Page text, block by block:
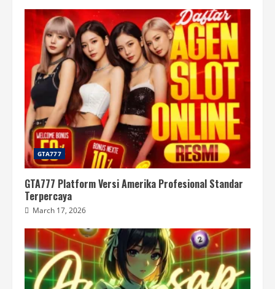
GTA777
GTA777 Platform Versi Amerika Profesional Standar
Terpercaya
March 17, 2026